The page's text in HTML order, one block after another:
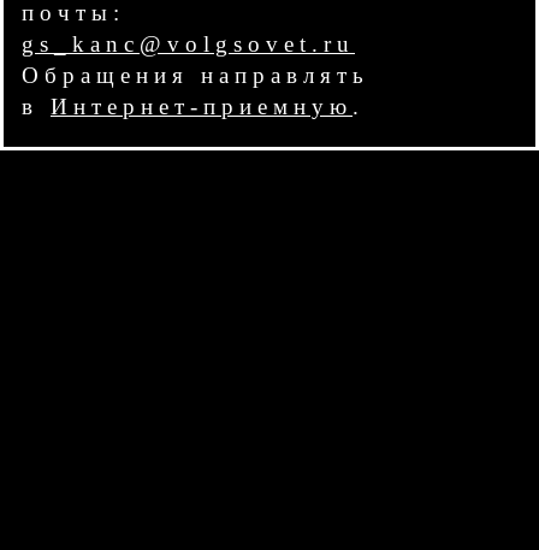
почты:
gs_kanc@volgsovet.ru
Обращения направлять
в Интернет-приемную .